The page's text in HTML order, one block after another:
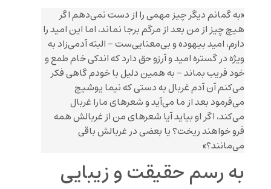
«به گمانم دیگر چیز مهمی را از دست نمی‌دهم اگر
هیچ چیز از من بعد از مرگم برجا نماند، اما این امید را
دارم، امید بیهوده و بی‌معنایی‌ست – البته آدمی‌زاد به
ویژه در گستره امید و آرزو حق دارد که اندکی خام طمع و
خود فریب بماند – به همین دلیل با خودم گاهی فکر
می‌کنم آن آدم غربال به دستی که نیما یوشیج
می‌فرمود بعد از ما می‌آید و شعرهای مارا غربال
می‌کند، اگر او بیاید آیا شعرهای من از غربالش همه
فرو خواهند ریخت؟ یا بعضی در غربالش باقی
می‌مانند؟»
به رسم حقیقت و زیبایی